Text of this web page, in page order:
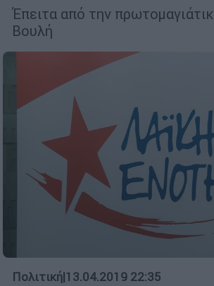
Έπειτα από την
Βουλή
Πολιτική|13.04.2019 22:35